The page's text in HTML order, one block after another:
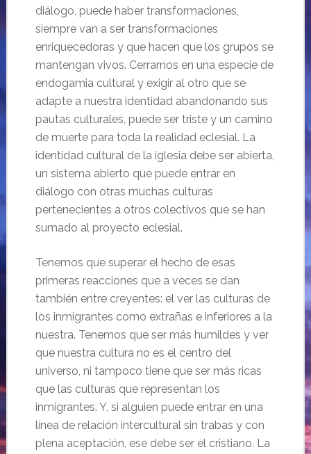
diálogo, puede haber transformaciones,
siempre van a ser transformaciones
enriquecedoras y que hacen que los grupos se
mantengan vivos. Cerrarnos en una especie de
endogamia cultural y exigir al otro que se
adapte a nuestra identidad abandonando sus
pautas culturales, puede ser triste y un camino
de muerte para toda la realidad eclesial. La
identidad cultural de la iglesia debe ser abierta,
un sistema abierto que puede entrar en
diálogo con otras muchas culturas
pertenecientes a otros colectivos que se han
sumado al proyecto eclesial.
Tenemos que superar el hecho de esas
primeras reacciones que a veces se dan
también entre creyentes: el ver las culturas de
los inmigrantes como extrañas e inferiores a la
nuestra. Tenemos que ser más humildes y ver
que nuestra cultura no es el centro del
universo, ni tampoco tiene que ser más ricas
que las culturas que representan los
inmigrantes. Y, si alguien puede entrar en una
línea de relación intercultural sin trabas y con
plena aceptación, ese debe ser el cristiano. La